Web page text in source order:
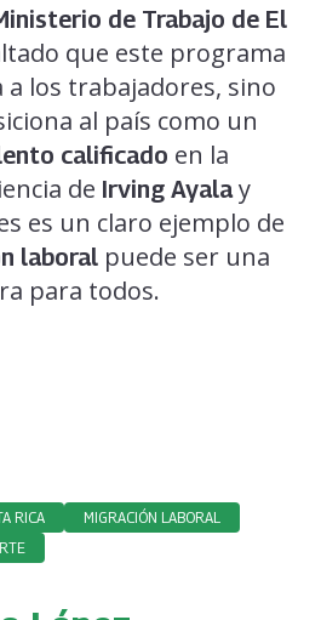
de Trabajo de El
que este programa
a los trabajadores, sino
al país como un
calificado en la
de Irving Ayalay
es un claro ejemplo de
laboralpuede ser una
para todos.
RICA
MIGRACIÓN LABORAL